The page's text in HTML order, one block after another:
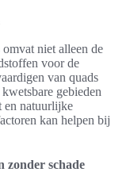
omvat niet alleen de
voor de
van quads
gebieden
en natuurlijke
kan helpen bij
zonder schade